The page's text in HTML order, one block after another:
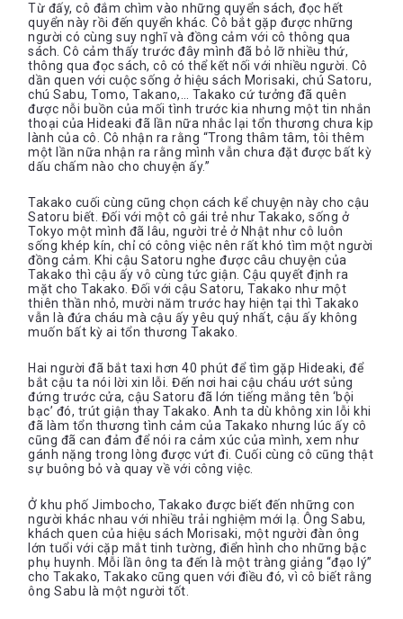
Từ đấy, cô đắm chìm vào những quyển sách, đọc hết
quyển này rồi đến quyển khác. Cô bắt gặp được những
người có cùng suy nghĩ và đồng cảm với cô thông qua
sách. Cô cảm thấy trước đây mình đã bỏ lỡ nhiều thứ,
thông qua đọc sách, cô có thể kết nối với nhiều người. Cô
dần quen với cuộc sống ở hiệu sách Morisaki, chú Satoru,
chú Sabu, Tomo, Takano,… Takako cứ tưởng đã quên
được nỗi buồn của mối tình trước kia nhưng một tin nhắn
thoại của Hideaki đã lần nữa nhắc lại tổn thương chưa kịp
lành của cô. Cô nhận ra rằng “Trong thâm tâm, tôi thêm
một lần nữa nhận ra rằng mình vẫn chưa đặt được bất kỳ
dấu chấm nào cho chuyện ấy.”
Takako cuối cùng cũng chọn cách kể chuyện này cho cậu
Satoru biết. Đối với một cô gái trẻ như Takako, sống ở
Tokyo một mình đã lâu, người trẻ ở Nhật như cô luôn
sống khép kín, chỉ có công việc nên rất khó tìm một người
đồng cảm. Khi cậu Satoru nghe được câu chuyện của
Takako thì cậu ấy vô cùng tức giận. Cậu quyết định ra
mặt cho Takako. Đối với cậu Satoru, Takako như một
thiên thần nhỏ, mười năm trước hay hiện tại thì Takako
vẫn là đứa cháu mà cậu ấy yêu quý nhất, cậu ấy không
muốn bất kỳ ai tổn thương Takako.
Hai người đã bắt taxi hơn 40 phút để tìm gặp Hideaki, để
bắt cậu ta nói lời xin lỗi. Đến nơi hai cậu cháu ướt sủng
đứng trước cửa, cậu Satoru đã lớn tiếng mắng tên ‘bội
bạc’ đó, trút giận thay Takako. Anh ta dù không xin lỗi khi
đã làm tổn thương tình cảm của Takako nhưng lúc ấy cô
cũng đã can đảm để nói ra cảm xúc của mình, xem như
gánh nặng trong lòng được vứt đi. Cuối cùng cô cũng thật
sự buông bỏ và quay về với công việc.
Ở khu phố Jimbocho, Takako được biết đến những con
người khác nhau với nhiều trải nghiệm mới lạ. Ông Sabu,
khách quen của hiệu sách Morisaki, một người đàn ông
lớn tuổi với cặp mắt tinh tường, điển hình cho những bậc
phụ huynh. Mỗi lần ông ta đến là một tràng giảng “đạo lý”
cho Takako, Takako cũng quen với điều đó, vì cô biết rằng
ông Sabu là một người tốt.